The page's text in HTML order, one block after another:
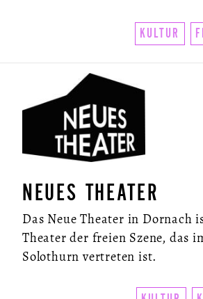
KULTUR
NEUES THEATER
Das Neue Theater in Dornach
Theater der freien Szene, das
Solothurn vertreten ist.